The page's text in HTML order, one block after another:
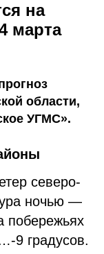
на
марта
области,
УГМС».
северо-
ночью —
побережьях
9 градусов.